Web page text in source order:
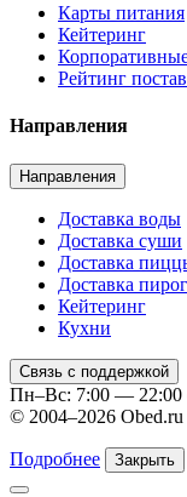
Карты питания
Кейтеринг
Рейтинг
Направления
Направления
Доставка воды
Доставка суши
Доставка
Доставка
Кейтеринг
Кухни
Связь с поддержкой
Пн–Вс: 7:00 — 22:00
© 2004–2026
Подробнее Закрыть